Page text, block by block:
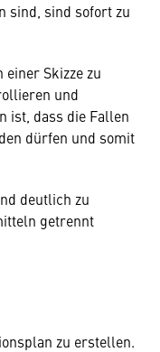
sind, sind sofort zu
Skizze zu
und
ist, dass die Fallen
dürfen und somit
deutlich zu
getrennt
zu erstellen.